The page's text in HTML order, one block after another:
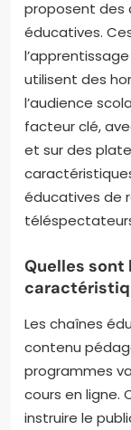
proposent des
éducatives.
utilisent des
l’audience
facteur clé,
et sur des
éducatives de
Quelles
Les chaînes
contenu
programmes
cours en ligne.
instruire le